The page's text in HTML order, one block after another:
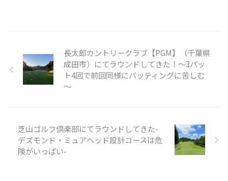
長太郎カントリークラブ【PGM】（千葉県
成田市）にてラウンドしてきた！～3パッ
ト4回で前回同様にパッティングに苦しむ
～
芝山ゴルフ倶楽部にてラウンドしてきた-
デズモンド・ミュアヘッド設計コースは危
険がいっぱい-